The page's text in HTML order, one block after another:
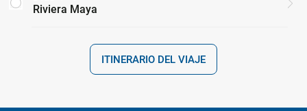
Riviera Maya
ITINERARIO DEL VIAJE